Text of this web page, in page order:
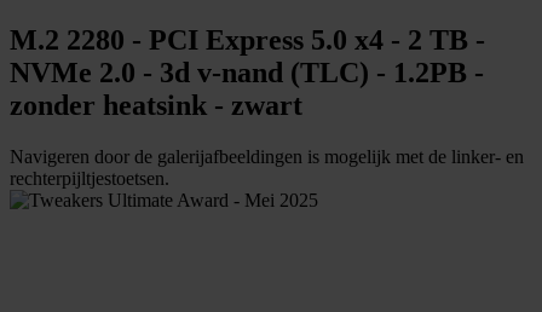
M.2 2280 - PCI Express 5.0 x4 - 2 TB -
NVMe 2.0 - 3d v-nand (TLC) - 1.2PB -
zonder heatsink - zwart
Navigeren door de galerijafbeeldingen is mogelijk met de linker- en
rechterpijltjestoetsen.